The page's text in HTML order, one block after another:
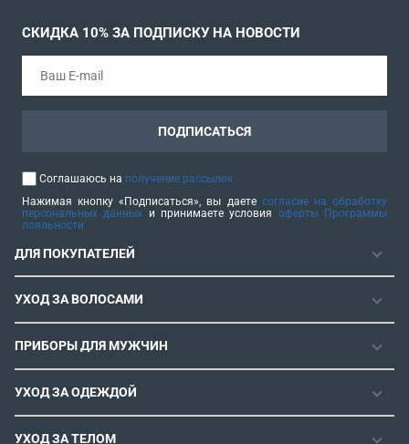
ДЛЯ ПОКУПАТЕЛЕЙ
ГАРАНТИЯ
РЕМОНТОПРИГОДНОСТЬ
ИНСТРУКЦИИ И FAQ
КОНТАКТЫ И РЕКВИЗИТЫ
СПОСОБЫ ОПЛАТЫ
УХОД ЗА ВОЛОСАМИ
ФЕНЫ
ФЕН-ЩЕТКИ
СТАЙЛЕРЫ
ПРИБОРЫ ДЛЯ МУЖЧИН
МАШИНКИ ДЛЯ СТРИЖКИ
ТРИММЕРЫ
УХОД ЗА ОДЕЖДОЙ
ПАРОГЕНЕРАТОРЫ
УХОД ЗА ТЕЛОМ
СКИДКА 10% ЗА ПОДПИСКУ НА НОВОСТИ
ПОДПИСАТЬСЯ
Соглашаюсь на получение рассылок
Нажимая кнопку «Подписаться», вы даете согласие на обработку
персональных данных и принимаете условия оферты Программы
лояльности